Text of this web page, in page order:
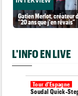
Gatien Merlot, créateur
"20 ans que j'en rêvais"
L'INFO EN LIVE
Tour d'Espagne
Soudal Quick-